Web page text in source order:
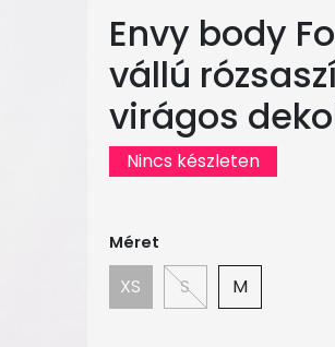
Envy body
vállú
virágos
Nincs készleten
Méret
XS S M